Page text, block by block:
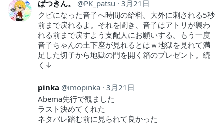
ぱつきん。 PK_patsu
3月21日
クビになった音子へ時間の給料。大外に刺される5秒
前まで戻れるよ。それを聞き、音子はアトリが襲わ
れる前まで戻すよう支配人にお願いする。もう一度
音子ちゃんの土下座が見れるとはｗ地獄を見れて満
足した切子から地獄の門を開く箱のプレゼント。続
く↓
pinka imopinka 3月21日
Abema先行で観ました
ラスト決めてくれた
ネタバレ踏む前に見られて良かった